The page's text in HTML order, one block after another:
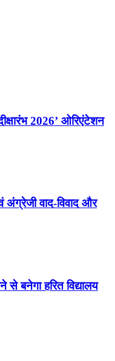
2026’ ओरिएंटेशन
वाद-विवाद और
से बनेगा हरित विद्यालय